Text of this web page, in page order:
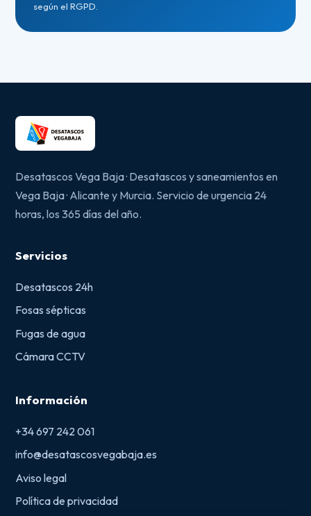
según el RGPD.
Desatascos Vega Baja · Desatascos y saneamientos en
Vega Baja · Alicante y Murcia. Servicio de urgencia 24
horas, los 365 días del año.
Servicios
Desatascos 24h
Fosas sépticas
Fugas de agua
Cámara CCTV
Información
+34 697 242 061
info@desatascosvegabaja.es
Aviso legal
Política de privacidad